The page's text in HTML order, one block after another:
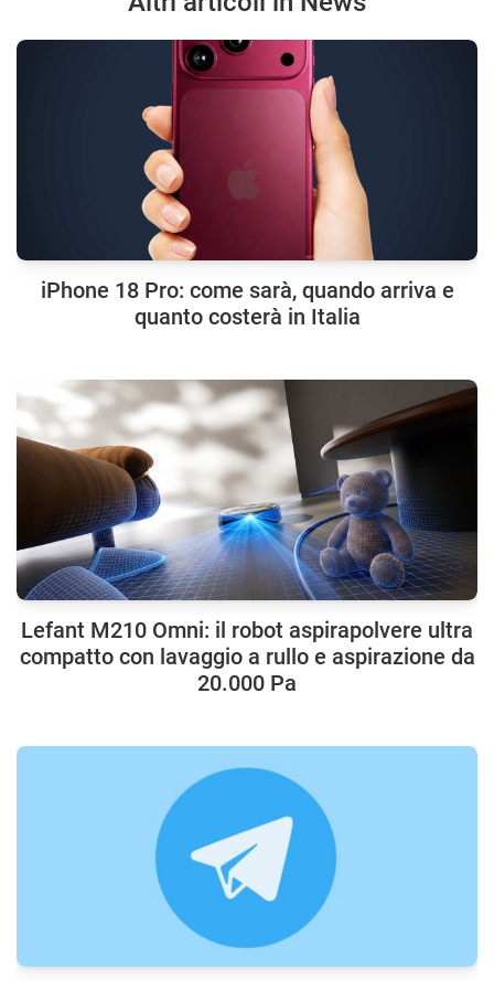
iPhone 18 Pro: come sarà, quando arriva e
quanto costerà in Italia
Lefant M210 Omni: il robot aspirapolvere ultra
compatto con lavaggio a rullo e aspirazione da
20.000 Pa